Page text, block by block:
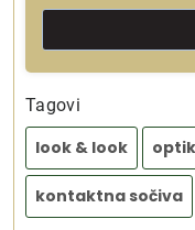
Tagovi
look & look
kontaktna sočiva